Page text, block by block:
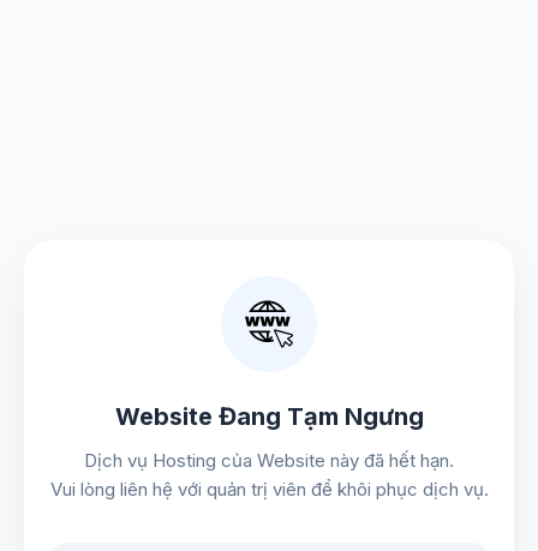
Website Đang Tạm Ngưng
Dịch vụ Hosting của Website này đã hết hạn.
Vui lòng liên hệ với quản trị viên để khôi phục dịch vụ.